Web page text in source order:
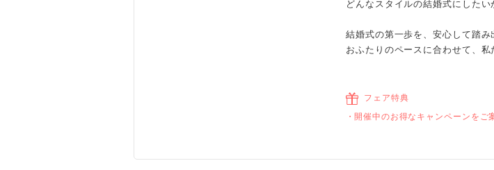
どんなスタイルの結婚式にした
結婚式の第一歩を、安心して踏
おふたりのペースに合わせて、
フェア特典
開催中のお得なキャンペーンをご